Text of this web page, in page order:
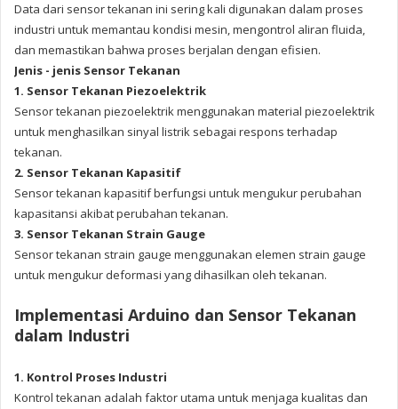
Data dari sensor tekanan ini sering kali digunakan dalam proses
industri untuk memantau kondisi mesin, mengontrol aliran fluida,
dan memastikan bahwa proses berjalan dengan efisien.
Jenis - jenis Sensor Tekanan
1. Sensor Tekanan Piezoelektrik
Sensor tekanan piezoelektrik menggunakan material piezoelektrik
untuk menghasilkan sinyal listrik sebagai respons terhadap
tekanan.
2. Sensor Tekanan Kapasitif
Sensor tekanan kapasitif berfungsi untuk mengukur perubahan
kapasitansi akibat perubahan tekanan.
3. Sensor Tekanan Strain Gauge
Sensor tekanan strain gauge menggunakan elemen strain gauge
untuk mengukur deformasi yang dihasilkan oleh tekanan.
Implementasi Arduino dan Sensor Tekanan
dalam Industri
1. Kontrol Proses Industri
Kontrol tekanan adalah faktor utama untuk menjaga kualitas dan